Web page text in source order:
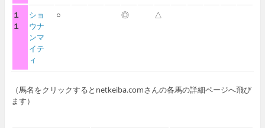
１
１
ショ
ウナ
ンマ
イテ
ィ
○ ◎ △
（馬名をクリックするとnetkeiba.comさんの各馬の詳細ページへ飛び
ます）